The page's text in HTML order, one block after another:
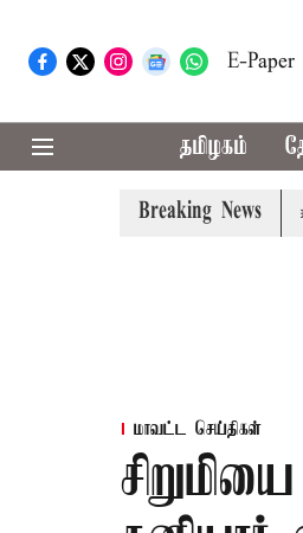
E-Paper
தமிழகம்
Breaking News
வழக்கு; வரும் 14ம்தேதி
மாவட்ட செய்திகள்